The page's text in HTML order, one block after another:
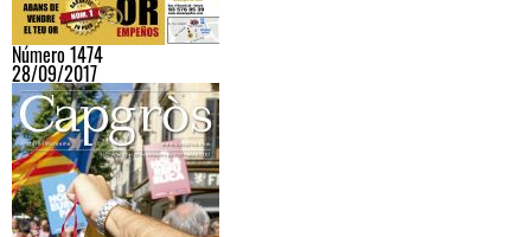
Número 1474
28/09/2017